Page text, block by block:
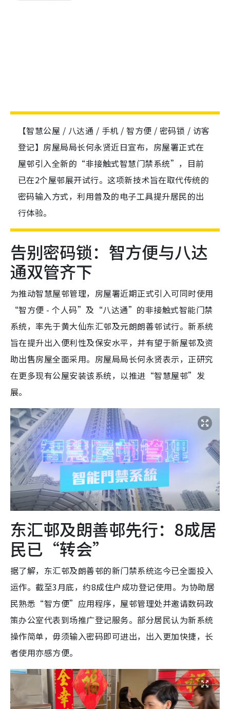
【智慧公屋 / 八达通 / 手机 / 智方便 / 密码锁 / 访客
登记】房屋局局长何永贤近日宣布，房屋署正式在
屋邨引入全新的“非接触式智慧门禁系统”，目前
已在2个屋邨展开试行。这项新技术旨在取代传统的
密码输入方式，利用普及的电子工具提升居民的出
行体验。
告别密码锁：智方便与八达
通双管齐下
为推动智慧屋邨管理，房屋署近期正式引入可同时使用
“智方便 - 个人码”及“八达通”的非接触式智能门禁
系统，率先于黄大仙东汇邨及元朗朗善邨试行。新系统
旨在提升出入便利性及保安水平，并有望于新屋邨及资
助出售房屋全面采用。房屋局局长何永贤表示，正研究
在更多现有公屋安装该系统，以推进“智慧屋邨”发
展。
东汇邨及朗善邨先行：8成居
民已“转会”
据了解，东汇邨及朗善邨的新门禁系统迄今已全面投入
运作。截至3月底，约8成住户成功登记使用。为协助居
民熟悉“智方便”应用程序，屋邨管理处并邀请数码政
策办公室代表到场推广登记服务。部分居民认为新系统
操作简单，毋须输入密码即可进出，出入更加快捷，长
者使用亦感方便。